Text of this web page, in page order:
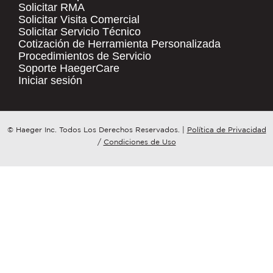
COMPANY NAME*
COUNTRY
REGARDING?*
.
QUICK LINKS
Products
Resources
Contact Us
Tooling Wizard
Solicitar RMA
Solicitar Visita Comercial
Solicitar Servicio Técnico
Cotización de Herramienta Personalizada
Procedimientos de Servicio
Soporte HaegerCare
Iniciar sesión
© Haeger Inc. Todos Los Derechos Reservados.
Política de Privacidad
/ Condiciones de Uso